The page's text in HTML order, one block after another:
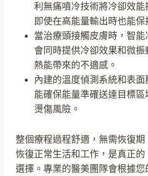
利無痛噴冷技術將冷卻效能
即使在高能量輸出時也能保
當治療頭接觸皮膚時，智
會同時提供冷卻效果和微
熱能帶來的不適感。
內建的溫度偵測系統和表
能確保能量準確送達目標
燙傷風險。
整個療程過程舒適，無需恢復
恢復正常生活和工作，是真正的
選擇。專業的醫美團隊會根據您